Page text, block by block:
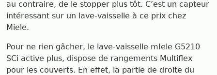
au contraire, de le stopper plus tôt. C’est un capteur
intéressant sur un lave-vaisselle à ce prix chez
Miele.
Pour ne rien gâcher, le lave-vaisselle mIele G5210
SCi active plus, dispose de rangements Multiflex
pour les couverts. En effet, la partie de droite du